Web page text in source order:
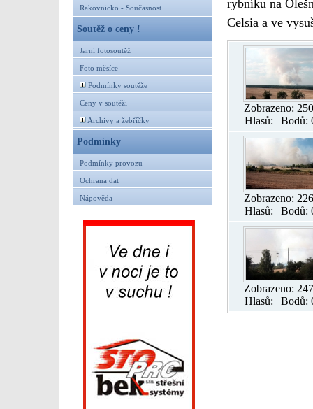
Rakovnicko - Současnost
Soutěž o ceny !
Jarní fotosoutěž
Foto měsíce
Podmínky soutěže
Ceny v soutěži
Archivy a žebříčky
Podmínky
Podmínky provozu
Ochrana dat
Nápověda
rybníku na
Celsia a ve
Zobrazeno:
Hlasů: | Bodů:
Zobrazeno:
Hlasů: | Bodů:
Zobrazeno:
Hlasů: | Bodů: